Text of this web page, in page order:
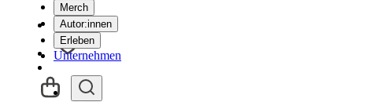
Merch
Autor:innen
Erleben
Unternehmen